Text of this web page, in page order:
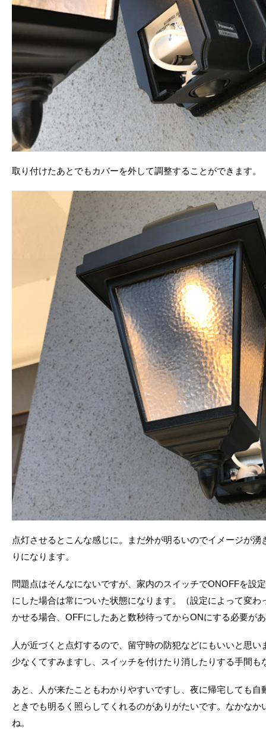
取り付けたあとでもカバーを外して調整することができます。
点灯させるとこんな感じに。まだ外が明るいのでイメージが
りになります。
問題点はそんなにないですが、家内のスイッチでONOFFを設
にした場合は常についた状態になります。（設定によって変
かせる場合、OFFにしたあと数秒待ってからONにする必要が
人が近づくと点灯するので、留守時の防犯などにもいいと思
少なくてすみますし、スイッチを付けたり消したりする手間も
あと、人が来たこともわかりやすいですし、夜に帰宅しても
ときでも明るく照らしてくれるのがありがたいです。なかな
ね。